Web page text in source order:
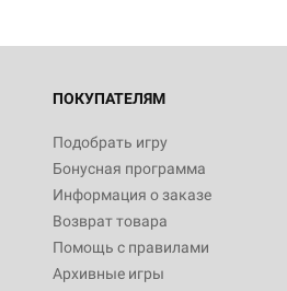
ПОКУПАТЕЛЯМ
Подобрать игру
Бонусная программа
Информация о заказе
Возврат товара
Помощь с правилами
Архивные игры